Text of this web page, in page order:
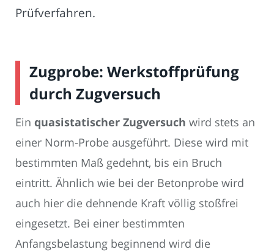
Prüfverfahren.
Zugprobe: Werkstoffprüfung
durch Zugversuch
Ein quasistatischer Zugversuch wird stets an
einer Norm-Probe ausgeführt. Diese wird mit
bestimmten Maß gedehnt, bis ein Bruch
eintritt. Ähnlich wie bei der Betonprobe wird
auch hier die dehnende Kraft völlig stoßfrei
eingesetzt. Bei einer bestimmten
Anfangsbelastung beginnend wird die